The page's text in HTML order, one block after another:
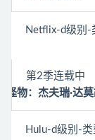
Netflix-d级别-
第2季连载中
怪物：杰夫瑞·达
Hulu-d级别-